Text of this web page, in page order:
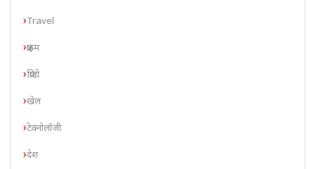
Travel
क्राइम
क्रिप्टो
खेल
टेक्नोलॉजी
देश